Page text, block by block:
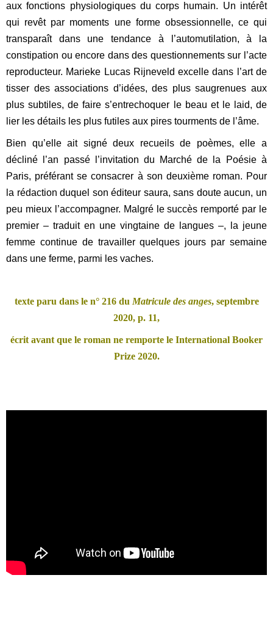
aux fonctions physiologiques du corps humain. Un intérêt
qui revêt par moments une forme obsessionnelle, ce qui
transparaît dans une tendance à l’automutilation, à la
constipation ou encore dans des questionnements sur l’acte
reproducteur. Marieke Lucas Rijneveld excelle dans l’art de
tisser des associations d’idées, des plus saugrenues aux
plus subtiles, de faire s’entrechoquer le beau et le laid, de
lier les détails les plus futiles aux pires tourments de l’âme.
Bien qu’elle ait signé deux recueils de poèmes, elle a
décliné l’an passé l’invitation du Marché de la Poésie à
Paris, préférant se consacrer à son deuxième roman. Pour
la rédaction duquel son éditeur saura, sans doute aucun, un
peu mieux l’accompagner. Malgré le succès remporté par le
premier – traduit en une vingtaine de langues –, la jeune
femme continue de travailler quelques jours par semaine
dans une ferme, parmi les vaches.
texte paru dans le n° 216 du Matricule des anges, septembre
2020, p. 11,
écrit avant que le roman ne remporte le International Booker
Prize 2020.